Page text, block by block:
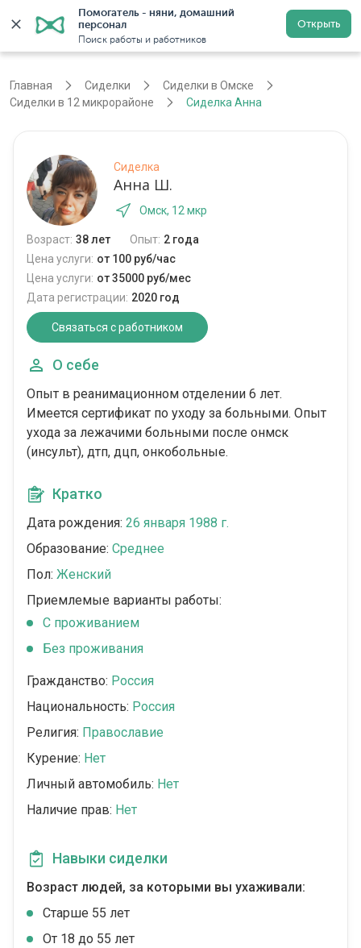
Помогатель - няни, домашний
персонал
Поиск работы и работников
Открыть
Регистрация
Главная Сиделки
Сиделки в Омске
Сиделки в 12 микрорайоне
Сиделка Анна
Сиделка
Анна Ш.
Омск, 12 мкр
Возраст: 38 лет Опыт: 2 года
Цена услуги: от 100 руб/час
Цена услуги: от 35000 руб/мес
Дата регистрации: 2020 год
Связаться с работником
О себе
Опыт в реанимационном отделении 6 лет.
Имеется сертификат по уходу за больными. Опыт
ухода за лежачими больными после онмск
(инсульт), дтп, дцп, онкобольные.
Кратко
Дата рождения: 26 января 1988 г.
Образование: Среднее
Пол: Женский
Приемлемые варианты работы:
C проживанием
Без проживания
Гражданство: Россия
Национальность: Россия
Религия: Православие
Курение: Нет
Личный автомобиль: Нет
Наличие прав: Нет
Навыки сиделки
Возраст людей, за которыми вы ухаживали:
Cтарше 55 лет
От 18 до 55 лет